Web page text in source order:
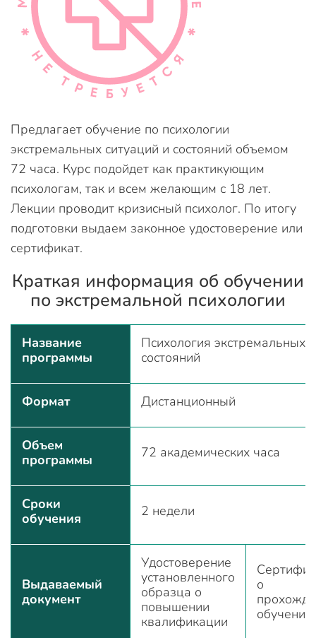
Предлагает обучение по психологии
экстремальных ситуаций и состояний объемом
72 часа. Курс подойдет как практикующим
психологам, так и всем желающим с 18 лет.
Лекции проводит кризисный психолог. По итогу
подготовки выдаем законное удостоверение или
сертификат.
Краткая информация об обучении
по экстремальной психологии
Название
программы
Психология экстремальных
состояний
Формат Дистанционный
Объем
программы
72 академических часа
Сроки
обучения
2 недели
Выдаваемый
документ
Удостоверение
установленного
образца о
повышении
квалификации
о
обучения